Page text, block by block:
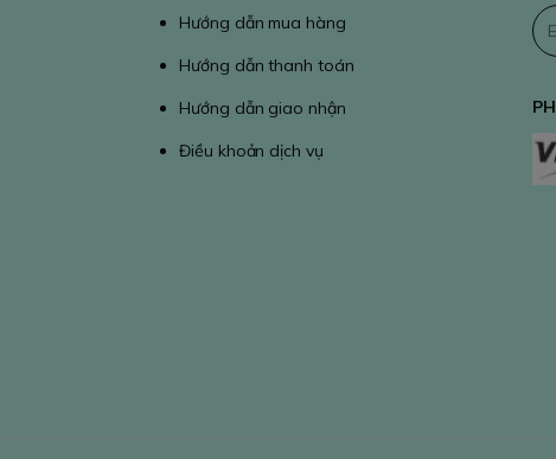
Hướng dẫn mua hàng
Hướng dẫn thanh toán
Hướng dẫn giao nhận
Điều khoản dịch vụ